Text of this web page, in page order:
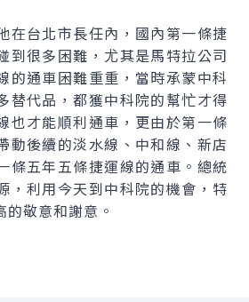
台北市長任內，國內第一條捷
到很多困難，尤其是馬特拉公司
的通車困難重重，當時承蒙中科
替代品，都獲中科院的幫忙才得
也才能順利通車，更由於第一條
動後續的淡水線、中和線、新店
條五年五條捷運線的通車。總統
，利用今天到中科院的機會，特
敬意和謝意。